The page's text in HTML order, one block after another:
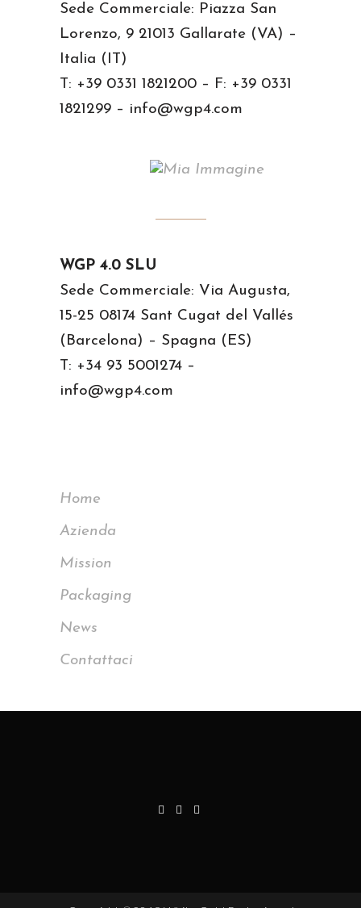
Sede Commerciale: Piazza San
Lorenzo, 9 21013 Gallarate (VA) –
Italia (IT)
T: +39 0331 1821200 – F: +39 0331
1821299 – info@wgp4.com
WGP 4.0 SLU
Sede Commerciale: Via Augusta,
15-25 08174 Sant Cugat del Vallés
(Barcelona) – Spagna (ES)
T: +34 93 5001274 –
info@wgp4.com
Home
Azienda
Mission
Packaging
News
Contattaci